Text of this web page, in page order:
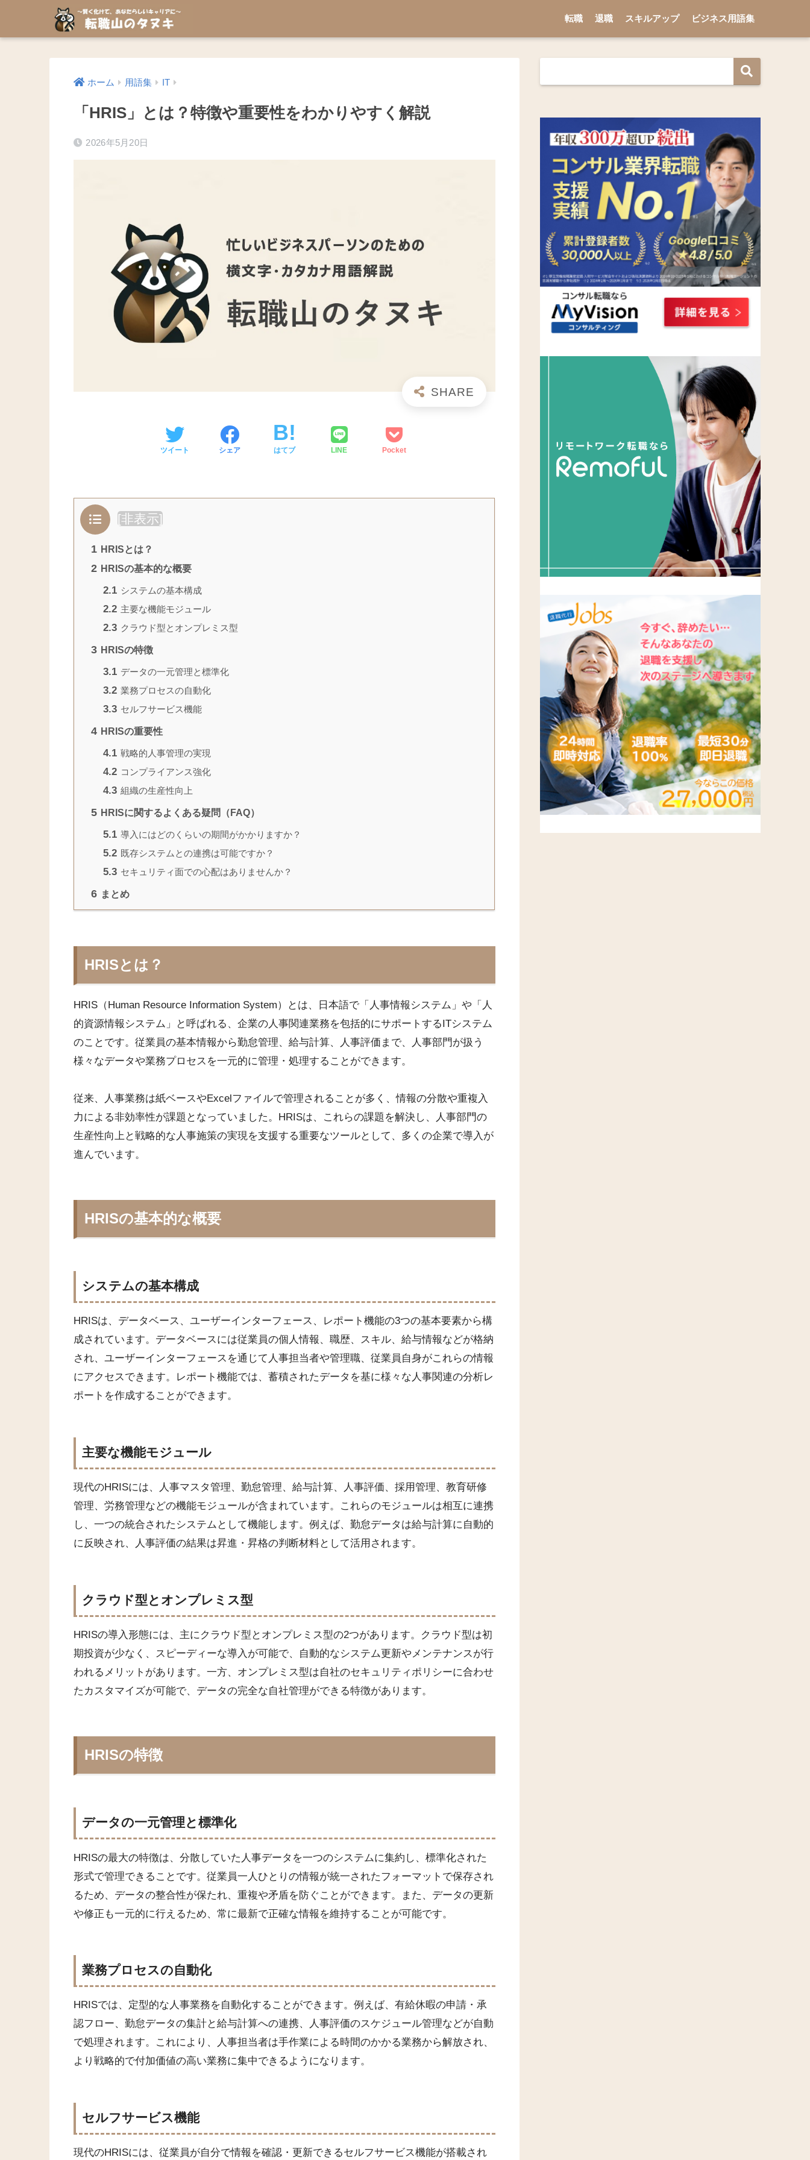
転職 退職 スキルアップ ビジネス用語集
ホーム 用語集 IT
「HRIS」とは？特徴や重要性をわかりやすく解説
2026年5月20日
ツイート シェア はてブ LINE Pocket
[非表示]
1 HRISとは？
2 HRISの基本的な概要
2.1 システムの基本構成
2.2 主要な機能モジュール
2.3 クラウド型とオンプレミス型
3 HRISの特徴
3.1 データの一元管理と標準化
3.2 業務プロセスの自動化
3.3 セルフサービス機能
4 HRISの重要性
4.1 戦略的人事管理の実現
4.2 コンプライアンス強化
4.3 組織の生産性向上
5 HRISに関するよくある疑問（FAQ）
5.1 導入にはどのくらいの期間がかかりますか？
5.2 既存システムとの連携は可能ですか？
5.3 セキュリティ面での心配はありませんか？
6 まとめ
HRISとは？
HRIS（Human Resource Information System）とは、日本語で「人事情報システム」や「人
的資源情報システム」と呼ばれる、企業の人事関連業務を包括的にサポートするITシステム
のことです。従業員の基本情報から勤怠管理、給与計算、人事評価まで、人事部門が扱う
様々なデータや業務プロセスを一元的に管理・処理することができます。
従来、人事業務は紙ベースやExcelファイルで管理されることが多く、情報の分散や重複入
力による非効率性が課題となっていました。HRISは、これらの課題を解決し、人事部門の
生産性向上と戦略的な人事施策の実現を支援する重要なツールとして、多くの企業で導入が
進んでいます。
HRISの基本的な概要
システムの基本構成
HRISは、データベース、ユーザーインターフェース、レポート機能の3つの基本要素から構
成されています。データベースには従業員の個人情報、職歴、スキル、給与情報などが格納
され、ユーザーインターフェースを通じて人事担当者や管理職、従業員自身がこれらの情報
にアクセスできます。レポート機能では、蓄積されたデータを基に様々な人事関連の分析レ
ポートを作成することができます。
主要な機能モジュール
現代のHRISには、人事マスタ管理、勤怠管理、給与計算、人事評価、採用管理、教育研修
管理、労務管理などの機能モジュールが含まれています。これらのモジュールは相互に連携
し、一つの統合されたシステムとして機能します。例えば、勤怠データは給与計算に自動的
に反映され、人事評価の結果は昇進・昇格の判断材料として活用されます。
クラウド型とオンプレミス型
HRISの導入形態には、主にクラウド型とオンプレミス型の2つがあります。クラウド型は初
期投資が少なく、スピーディーな導入が可能で、自動的なシステム更新やメンテナンスが行
われるメリットがあります。一方、オンプレミス型は自社のセキュリティポリシーに合わせ
たカスタマイズが可能で、データの完全な自社管理ができる特徴があります。
HRISの特徴
データの一元管理と標準化
HRISの最大の特徴は、分散していた人事データを一つのシステムに集約し、標準化された
形式で管理できることです。従業員一人ひとりの情報が統一されたフォーマットで保存され
るため、データの整合性が保たれ、重複や矛盾を防ぐことができます。また、データの更新
や修正も一元的に行えるため、常に最新で正確な情報を維持することが可能です。
業務プロセスの自動化
HRISでは、定型的な人事業務を自動化することができます。例えば、有給休暇の申請・承
認フロー、勤怠データの集計と給与計算への連携、人事評価のスケジュール管理などが自動
で処理されます。これにより、人事担当者は手作業による時間のかかる業務から解放され、
より戦略的で付加価値の高い業務に集中できるようになります。
セルフサービス機能
現代のHRISには、従業員が自分で情報を確認・更新できるセルフサービス機能が搭載され